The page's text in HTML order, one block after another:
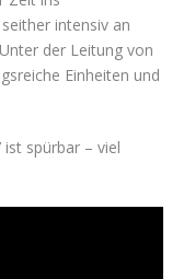
intensiv an
der Leitung von
Einheiten und
spürbar – viel